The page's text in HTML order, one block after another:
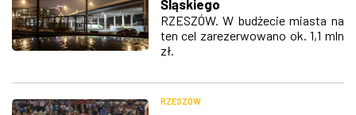
Śląskiego
RZESZÓW. W budżecie miasta na
ten cel zarezerwowano ok. 1,1 mln
zł.
RZESZÓW